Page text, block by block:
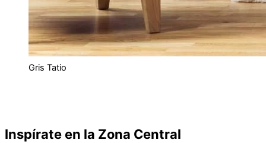
Gris Tatio
Inspírate en la Zona Central